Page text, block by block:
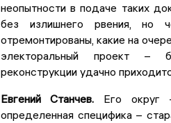
неопытности в подаче таких
без излишнего рвения, но
отремонтированы, какие на
электоральный проект –
реконструкции удачно
Евгений Станчев. Его округ
определенная специфика –